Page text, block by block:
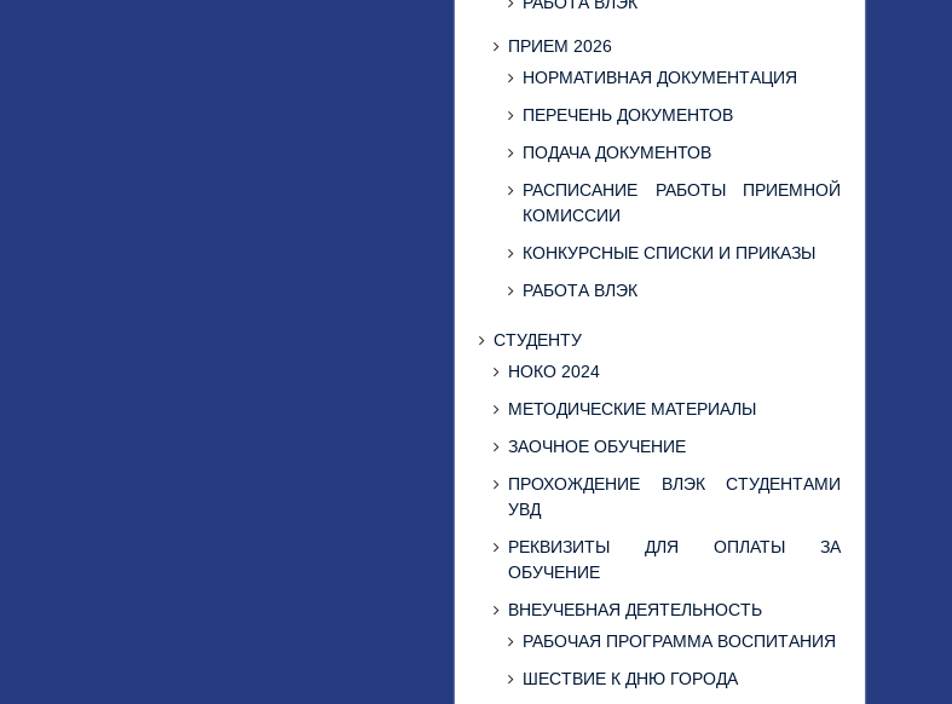
ПРИЕМ 2026
НОРМАТИВНАЯ ДОКУМЕНТАЦИЯ
ПЕРЕЧЕНЬ ДОКУМЕНТОВ
ПОДАЧА ДОКУМЕНТОВ
РАСПИСАНИЕ РАБОТЫ ПРИЕМНОЙ
КОМИССИИ
КОНКУРСНЫЕ СПИСКИ И ПРИКАЗЫ
РАБОТА ВЛЭК
СТУДЕНТУ
НОКО 2024
МЕТОДИЧЕСКИЕ МАТЕРИАЛЫ
ЗАОЧНОЕ ОБУЧЕНИЕ
ПРОХОЖДЕНИЕ ВЛЭК СТУДЕНТАМИ
УВД
РЕКВИЗИТЫ ДЛЯ ОПЛАТЫ ЗА
ОБУЧЕНИЕ
ВНЕУЧЕБНАЯ ДЕЯТЕЛЬНОСТЬ
РАБОЧАЯ ПРОГРАММА ВОСПИТАНИЯ
ШЕСТВИЕ К ДНЮ ГОРОДА